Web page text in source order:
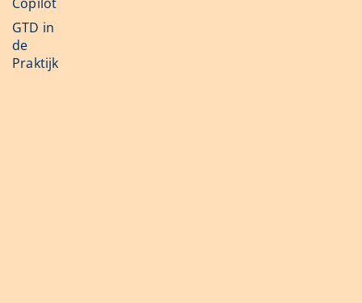
GTD in
de
Praktijk